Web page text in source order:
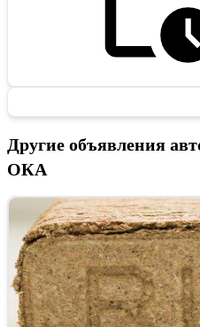
Другие объявления
ОКА